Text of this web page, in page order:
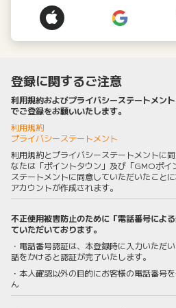
登録に関するご注意
利用規約およびプライバシーステートメン
でご登録をお願いいたします。
利用規約
プライバシーステートメント
利用規約とプライバシーステートメントに
なたは「ポイントタウン」及び「GMOポイ
ステートメントに同意していただいたこと
アカウントが作成されます。
不正使用被害防止のために「電話番号によ
ていただいております。
・電話番号認証は、本登録時に入力いただ
話をかけると認証が完了いたします。
・本人確認以外の目的にお客様の電話番号
ん